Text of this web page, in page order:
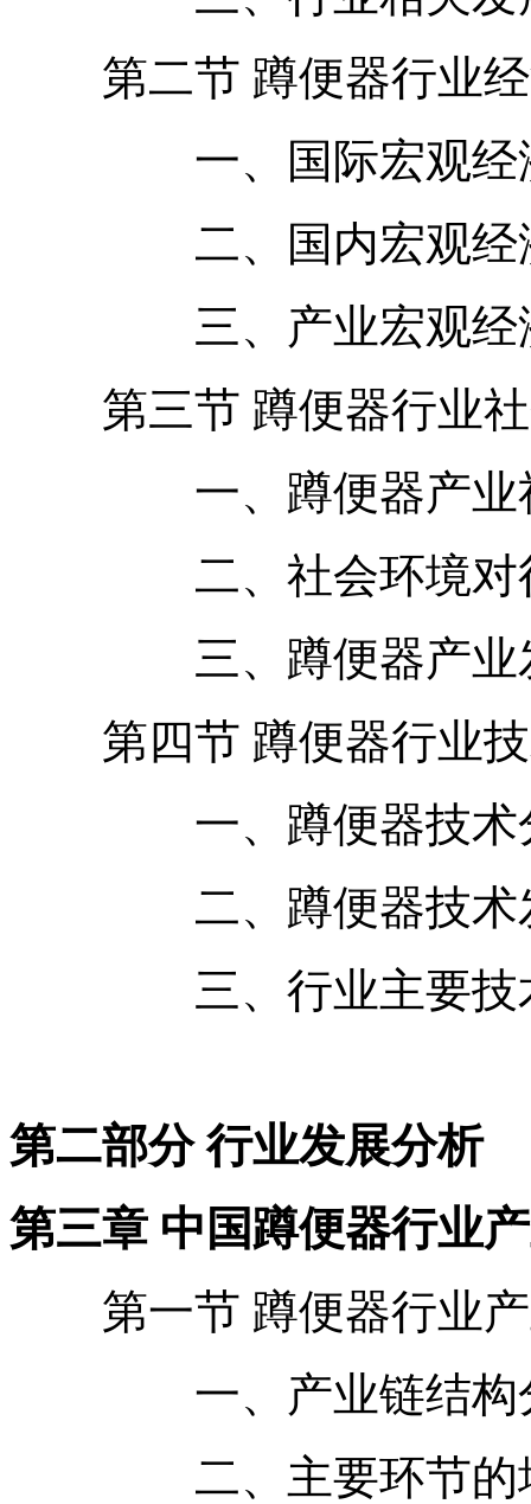
第二节 蹲便器行业经
一、国际宏观经济
二、国内宏观经济
三、产业宏观经济
第三节 蹲便器行业社
一、蹲便器产业
二、社会环境对行
三、蹲便器产业发
第四节 蹲便器行业技
一、蹲便器技术
二、蹲便器技术
三、行业主要技术
第二部分 行业发展分析
第三章 中国蹲便器行业
第一节 蹲便器行业产
一、产业链结构
二、主要环节的